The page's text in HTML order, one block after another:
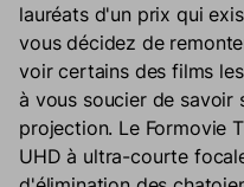
lauréats d'un prix qui
vous décidez de
voir certains des films
à vous soucier de savoir
projection. Le Formovie
UHD à ultra-courte